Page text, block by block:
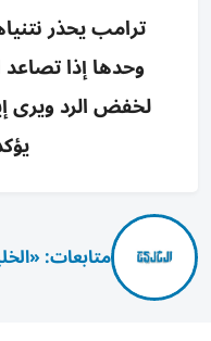
ترامب يحذر
وحدها إذا
لخفض الرد ويرى
متابعات: